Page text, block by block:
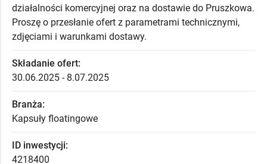
działalności komercyjnej oraz na dostawie do Pruszkowa.
Proszę o przesłanie ofert z parametrami technicznymi,
zdjęciami i warunkami dostawy.
Składanie ofert:
30.06.2025 - 8.07.2025
Branża:
Kapsuły floatingowe
ID inwestycji:
4218400